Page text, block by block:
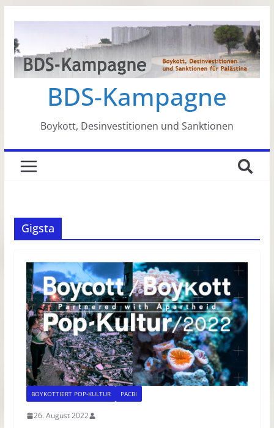
springen
BDS-Kampagne
Boykott, Desinvestitionen und Sanktionen
Gigsta
BOYKOTTIERT POP-KULTUR PACBI
26. August 2022